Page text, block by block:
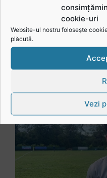
cookie-uri
Website-ul nostru folosește
plăcută.
Vezi